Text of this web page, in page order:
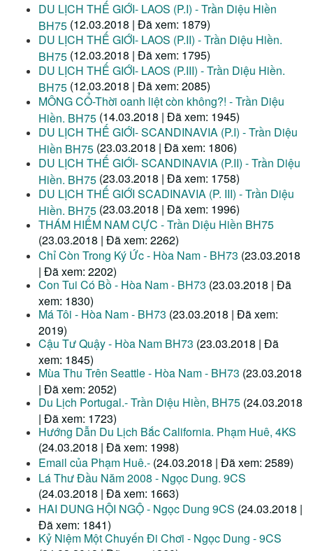
DU LỊCH THẾ GIỚI- LAOS (P.I) - Trần Diệu Hiền
BH75 (12.03.2018 | Đã xem: 1879)
DU LỊCH THẾ GIỚI- LAOS (P.II) - Trần Diệu Hiền.
BH75 (12.03.2018 | Đã xem: 1795)
DU LỊCH THẾ GIỚI- LAOS (P.III) - Trần Diệu Hiền.
BH75 (12.03.2018 | Đã xem: 2085)
MÔNG CỔ-Thời oanh liệt còn không?! - Trần Diệu
Hiền. BH75 (14.03.2018 | Đã xem: 1945)
DU LỊCH THẾ GIỚI- SCANDINAVIA (P.I) - Trần Diệu
Hiền BH75 (23.03.2018 | Đã xem: 1806)
DU LỊCH THẾ GIỚI- SCANDINAVIA (P.II) - Trần Diệu
Hiền. BH75 (23.03.2018 | Đã xem: 1758)
DU LỊCH THẾ GIỚI SCADINAVIA (P. III) - Trần Diệu
Hiền. BH75 (23.03.2018 | Đã xem: 1996)
THÁM HIỂM NAM CỰC - Trần Diệu Hiền BH75
(23.03.2018 | Đã xem: 2262)
Chỉ Còn Trong Ký Ức - Hòa Nam - BH73 (23.03.2018
| Đã xem: 2202)
Con Tui Có Bồ - Hòa Nam - BH73 (23.03.2018 | Đã
xem: 1830)
Má Tôi - Hòa Nam - BH73 (23.03.2018 | Đã xem:
2019)
Cậu Tư Quậy - Hòa Nam BH73 (23.03.2018 | Đã
xem: 1845)
Mùa Thu Trên Seattle - Hòa Nam - BH73 (23.03.2018
| Đã xem: 2052)
Du Lịch Portugal.- Trần Diệu Hiền, BH75 (24.03.2018
| Đã xem: 1723)
Hướng Dẫn Du Lịch Bắc California. Phạm Huê, 4KS
(24.03.2018 | Đã xem: 1998)
Email của Phạm Huê.- (24.03.2018 | Đã xem: 2589)
Lá Thư Đầu Năm 2008 - Ngọc Dung. 9CS
(24.03.2018 | Đã xem: 1663)
HAI DUNG HỘI NGỘ - Ngọc Dung 9CS (24.03.2018 |
Đã xem: 1841)
Kỷ Niệm Một Chuyến Đi Chơi - Ngọc Dung - 9CS